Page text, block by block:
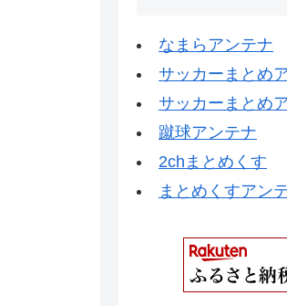
なまらアンテナ
サッカーまとめ
サッカーまとめ
蹴球アンテナ
2chまとめくす
まとめくすアン